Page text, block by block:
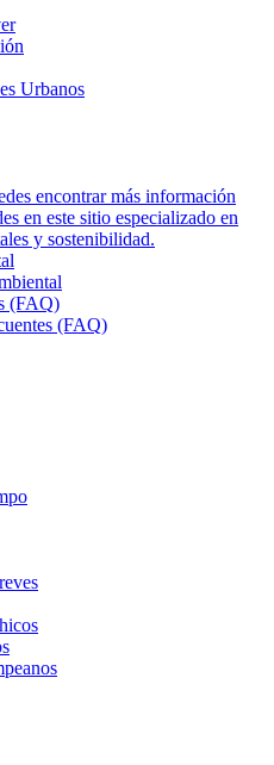
Urbanos
encontrar más información
en este sitio especializado en
y sostenibilidad.
(FAQ)
(FAQ)